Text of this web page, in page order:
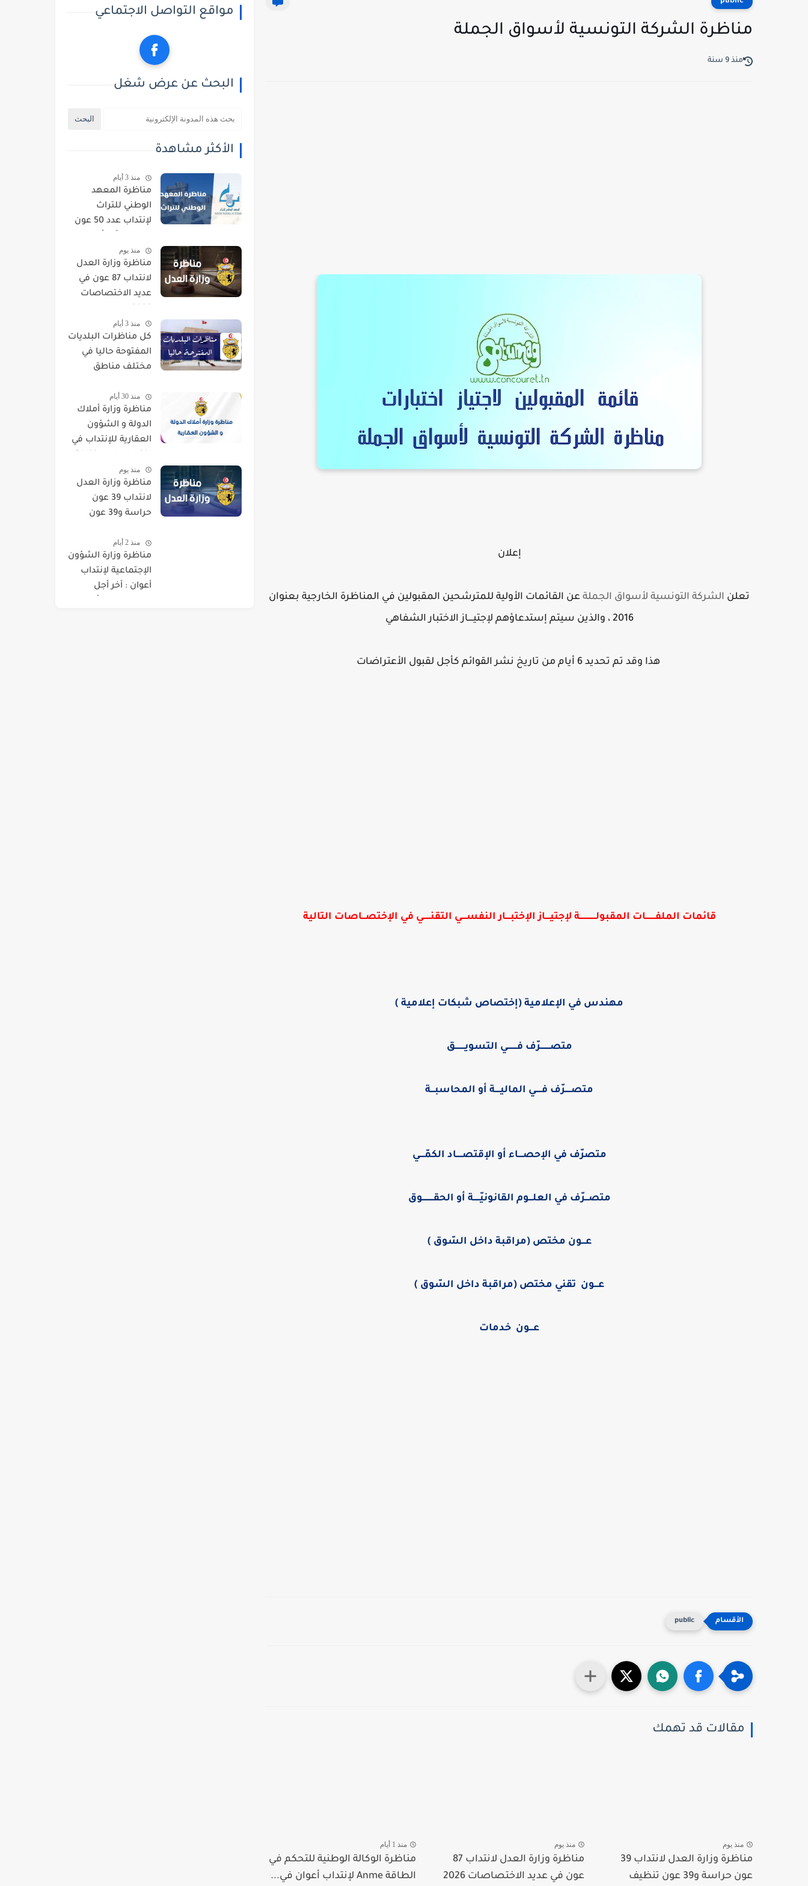
مناظرة الشركة التونسية لأسواق الجملة
منذ 9 سنة
إعلان
تعلن الشركة التونسية لأسواق الجملة عن القائمات الأولية للمترشحين المقبولين في المناظرة الخارجية بعنوان
2016 ، والذين سيتم إستدعاؤهم لإجتيــــاز الاختبار الشفاهي
هذا وقد تم تحديد 6 أيام من تاريخ نشر القوائم كأجل لقبول الأعتراضات
قائمات الملفــــــــات المقبولـــــــــــــة لإجتيــــاز الإختبــــار النفســــي التقنــــــي في الإختصـــاصات التالية
مهندس في الإعلامية (إختصاص شبكات إعلامية )
متصــــــــرّف فــــــــي التسويــــــــق
متصـــــرّف فـــــي الماليــــة أو المحاسبـــة
متصرّف في الإحصــــاء أو الإقتصـــــاد الكمّــــي
متصـــرّف في العلـــوم القانونيّـــــة أو الحقـــــــــوق
عـــون مختص (مراقبة داخل السّوق )
عـــون تقني مختص (مراقبة داخل السّوق )
عـــون خدمات
public
مقالات قد تهمك
منذ يوم
مناظرة وزارة العدل لانتداب 39
عون حراسة و39 عون تنظيف
منذ يوم
مناظرة وزارة العدل لانتداب 87
عون في عديد الاختصاصات 2026
منذ 1 أيام
مناظرة الوكالة الوطنية للتحكم في
الطاقة Anme لإنتداب أعوان في...
مواقع التواصل الاجتماعي
البحث عن عرض شغل
الأكثر مشاهدة
منذ 3 أيام
مناظرة المعهد
الوطني للتراث
لإنتداب عدد 50 عون
2026
منذ يوم
مناظرة وزارة العدل
لانتداب 87 عون في
عديد الاختصاصات
منذ 3 أيام
كل مناظرات البلديات
المفتوحة حاليا في
مختلف مناطق
منذ 30 أيام
مناظرة وزارة أملاك
الدولة و الشؤون
العقارية للإنتداب في
منذ يوم
مناظرة وزارة العدل
لانتداب 39 عون
حراسة و39 عون
منذ 2 أيام
مناظرة وزارة الشؤون
الإجتماعية لإنتداب
أعوان : أخر أجل